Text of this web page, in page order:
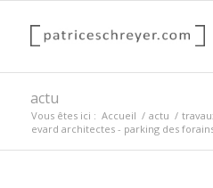
actu
Vous êtes ici : Accueil / actu /
evard architectes - parking des